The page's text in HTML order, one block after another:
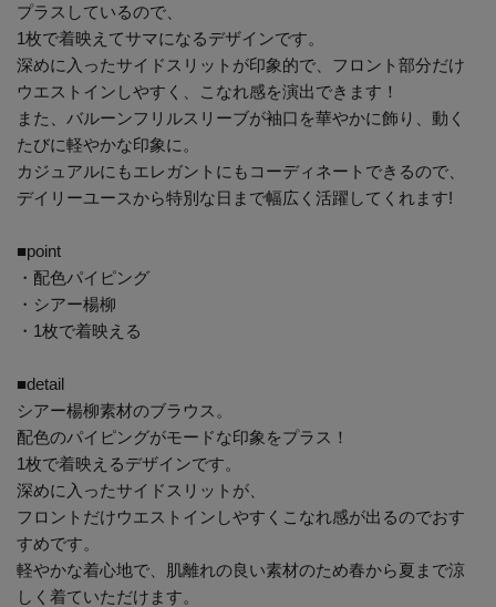
プラスしているので、
1枚で着映えてサマになるデザインです。
深めに入ったサイドスリットが印象的で、フロント部分だけ
ウエストインしやすく、こなれ感を演出できます！
また、バルーンフリルスリーブが袖口を華やかに飾り、動く
たびに軽やかな印象に。
カジュアルにもエレガントにもコーディネートできるので、
デイリーユースから特別な日まで幅広く活躍してくれます!
■point
・配色パイピング
・シアー楊柳
・1枚で着映える
■detail
シアー楊柳素材のブラウス。
配色のパイピングがモードな印象をプラス！
1枚で着映えるデザインです。
深めに入ったサイドスリットが、
フロントだけウエストインしやすくこなれ感が出るのでおす
すめです。
軽やかな着心地で、肌離れの良い素材のため春から夏まで涼
しく着ていただけます。